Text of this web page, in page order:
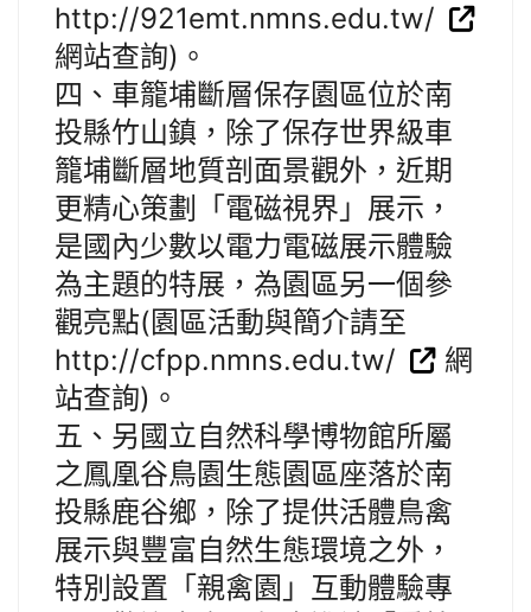
http://921emt.nmns.edu.tw/
網站查詢)。
四、車籠埔斷層保存園區位於南
投縣竹山鎮，除了保存世界級車
籠埔斷層地質剖面景觀外，近期
更精心策劃「電磁視界」展示，
是國內少數以電力電磁展示體驗
為主題的特展，為園區另一個參
觀亮點(園區活動與簡介請至
http://cfpp.nmns.edu.tw/
網
站查詢)。
五、另國立自然科學博物館所屬
之鳳凰谷鳥園生態園區座落於南
投縣鹿谷鄉，除了提供活體鳥禽
展示與豐富自然生態環境之外，
特別設置「親禽園」互動體驗專